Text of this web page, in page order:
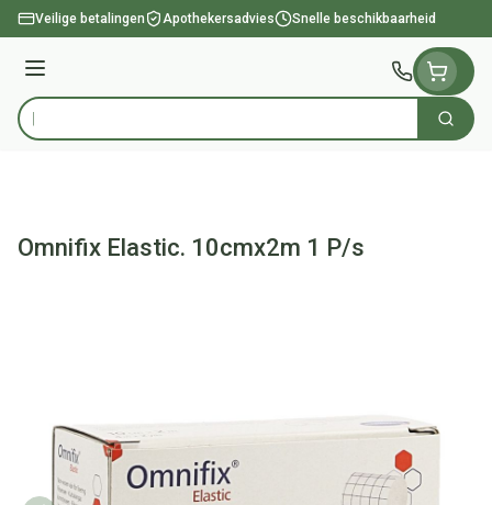
Ga naar de inhoud
Veilige betalingen Apothekersadvies Snelle beschikbaarheid
Menu
Product, merk, categorie... Zoek
Omnifix Elastic. 10cmx2m 1 P/s